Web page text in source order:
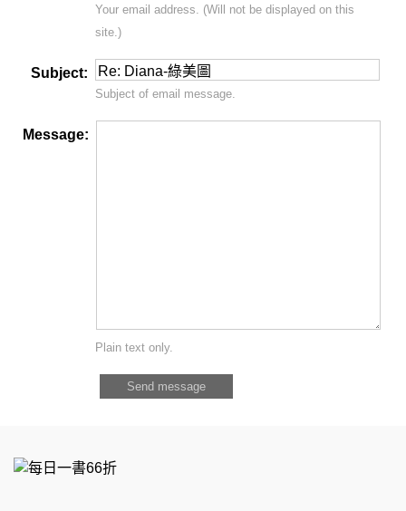
Your email address. (Will notbe displayed on this
site.)
Subject:
Subject of email message.
Message:
Plain text only.